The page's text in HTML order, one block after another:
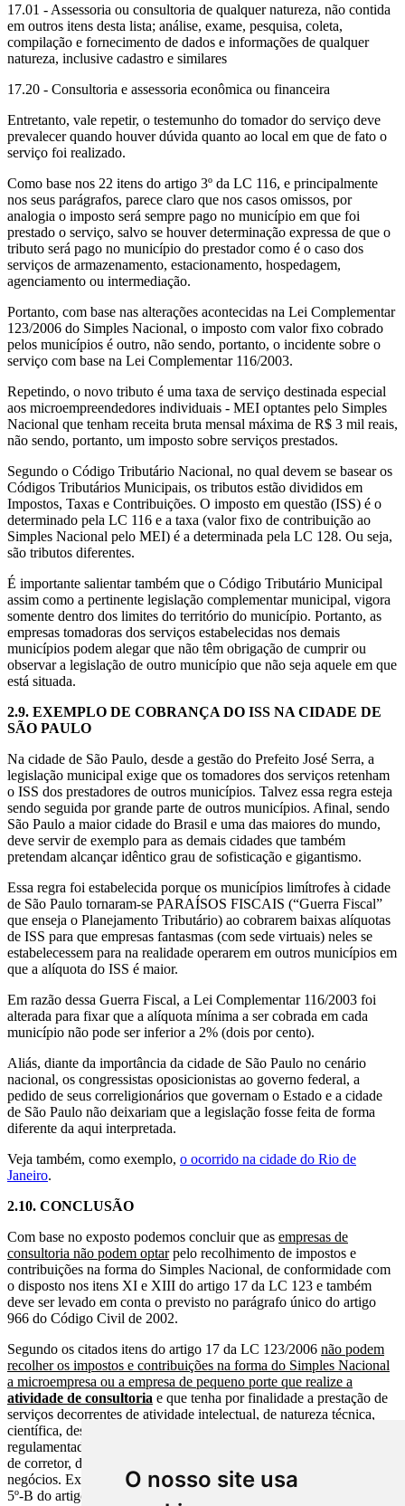
O nosso site usa
17.01 - Assessoria ou consultoria de qualquer natureza, não contida
em outros itens desta lista; análise, exame, pesquisa, coleta,
compilação e fornecimento de dados e informações de qualquer
natureza, inclusive cadastro e similares
17.20 - Consultoria e assessoria econômica ou financeira
Entretanto, vale repetir, o testemunho do tomador do serviço deve
prevalecer quando houver dúvida quanto ao local em que de fato o
serviço foi realizado.
Como base nos 22 itens do artigo 3º da LC 116, e principalmente
nos seus parágrafos, parece claro que nos casos omissos, por
analogia o imposto será sempre pago no município em que foi
prestado o serviço, salvo se houver determinação expressa de que o
tributo será pago no município do prestador como é o caso dos
serviços de armazenamento, estacionamento, hospedagem,
agenciamento ou intermediação.
Portanto, com base nas alterações acontecidas na Lei Complementar
123/2006 do Simples Nacional, o imposto com valor fixo cobrado
pelos municípios é outro, não sendo, portanto, o incidente sobre o
serviço com base na Lei Complementar 116/2003.
Repetindo, o novo tributo é uma taxa de serviço destinada especial
aos microempreendedores individuais - MEI optantes pelo Simples
Nacional que tenham receita bruta mensal máxima de R$ 3 mil reais,
não sendo, portanto, um imposto sobre serviços prestados.
Segundo o Código Tributário Nacional, no qual devem se basear os
Códigos Tributários Municipais, os tributos estão divididos em
Impostos, Taxas e Contribuições. O imposto em questão (ISS) é o
determinado pela LC 116 e a taxa (valor fixo de contribuição ao
Simples Nacional pelo MEI) é a determinada pela LC 128. Ou seja,
são tributos diferentes.
É importante salientar também que o Código Tributário Municipal
assim como a pertinente legislação complementar municipal, vigora
somente dentro dos limites do território do município. Portanto, as
empresas tomadoras dos serviços estabelecidas nos demais
municípios podem alegar que não têm obrigação de cumprir ou
observar a legislação de outro município que não seja aquele em que
está situada.
2.9. EXEMPLO DE COBRANÇA DO ISS NA CIDADE DE
SÃO PAULO
Na cidade de São Paulo, desde a gestão do Prefeito José Serra, a
legislação municipal exige que os tomadores dos serviços retenham
o ISS dos prestadores de outros municípios. Talvez essa regra esteja
sendo seguida por grande parte de outros municípios. Afinal, sendo
São Paulo a maior cidade do Brasil e uma das maiores do mundo,
deve servir de exemplo para as demais cidades que também
pretendam alcançar idêntico grau de sofisticação e gigantismo.
Essa regra foi estabelecida porque os municípios limítrofes à cidade
de São Paulo tornaram-se PARAÍSOS FISCAIS (“Guerra Fiscal”
que enseja o Planejamento Tributário) ao cobrarem baixas alíquotas
de ISS para que empresas fantasmas (com sede virtuais) neles se
estabelecessem para na realidade operarem em outros municípios em
que a alíquota do ISS é maior.
Em razão dessa Guerra Fiscal, a Lei Complementar 116/2003 foi
alterada para fixar que a alíquota mínima a ser cobrada em cada
município não pode ser inferior a 2% (dois por cento).
Aliás, diante da importância da cidade de São Paulo no cenário
nacional, os congressistas oposicionistas ao governo federal, a
pedido de seus correligionários que governam o Estado e a cidade
de São Paulo não deixariam que a legislação fosse feita de forma
diferente da aqui interpretada.
Veja também, como exemplo, o ocorrido na cidade do Rio de
Janeiro.
2.10. CONCLUSÃO
Com base no exposto podemos concluir que as empresas de
consultoria não podem optarpelo recolhimento de impostos e
contribuições na forma do Simples Nacional, de conformidade com
o disposto nos itens XI e XIII do artigo 17 da LC 123 e também
deve ser levado em conta o previsto no parágrafo único do artigo
966 do Código Civil de 2002.
Segundo os citados itens do artigo 17 da LC 123/2006 não podem
recolher os impostos e contribuições na forma do Simples Nacional
a microempresa ou a empresa de pequeno porte que realize a
atividade de consultoria e que tenha por finalidade a prestação de
serviços decorrentes de atividade intelectual, de natureza técnica,
científica, desportiva, artística ou cultural, que constitua profissão
regulamentada ou não, bem como a que preste serviços de instrutor,
de corretor, de despachante ou qualquer tipo de intermediação de
negócios. Excetuam-se as atividades descritas nos parágrafos 5º-A e
5º-B do artigo 18 da LC 123.